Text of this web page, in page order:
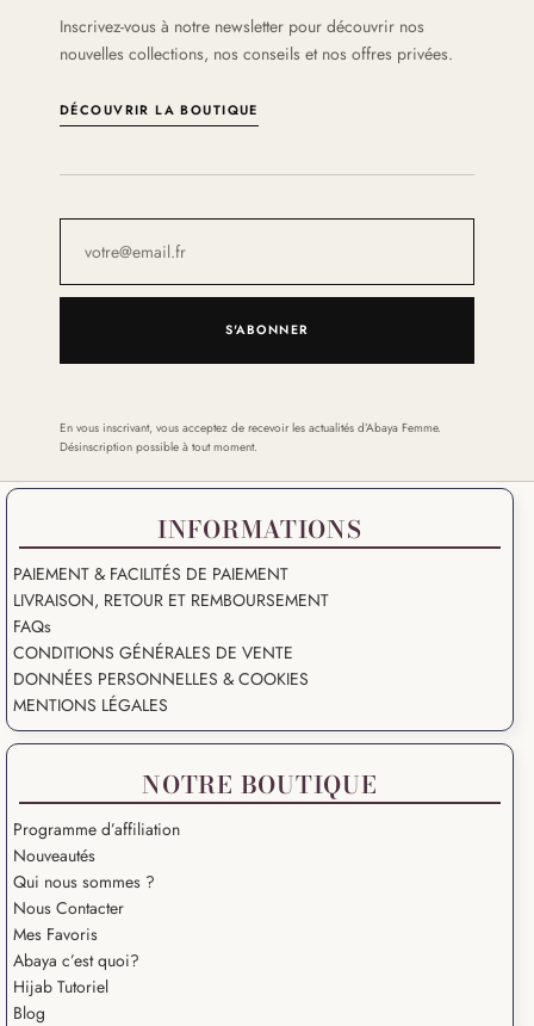
Inscrivez-vous à notre newsletter pour découvrir nos
nouvelles collections, nos conseils et nos offres privées.
DÉCOUVRIR LA BOUTIQUE
S'ABONNER
En vous inscrivant, vous acceptez de recevoir les actualités d’Abaya Femme.
Désinscription possible à tout moment.
INFORMATIONS
PAIEMENT & FACILITÉS DE PAIEMENT
LIVRAISON, RETOUR ET REMBOURSEMENT
FAQs
CONDITIONS GÉNÉRALES DE VENTE
DONNÉES PERSONNELLES & COOKIES
MENTIONS LÉGALES
NOTRE BOUTIQUE
Programme d’affiliation
Nouveautés
Qui nous sommes ?
Nous Contacter
Mes Favoris
Abaya c’est quoi?
Hijab Tutoriel
Blog